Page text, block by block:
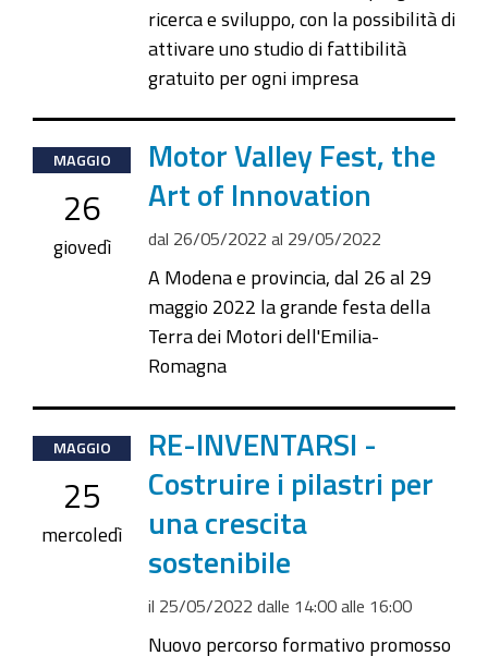
ricerca e sviluppo, con la possibilità di
attivare uno studio di fattibilità
gratuito per ogni impresa
2022-
05-
26T00:00:00+02:00
2022-
29T23:59:59+02:00
MAGGIO
26
giovedì
Motor Valley Fest, the
Art of Innovation
dal 26/05/2022 al 29/05/2022
A Modena e provincia, dal 26 al 29
maggio 2022 la grande festa della
Terra dei Motori dell'Emilia-
Romagna
2022-
05-
25T14:00:00+02:00
2022-
MAGGIO
25
mercoledì
RE-INVENTARSI -
Costruire i pilastri per
una crescita
sostenibile
il 25/05/2022 dalle 14:00alle 16:00
Nuovo percorso formativo promosso